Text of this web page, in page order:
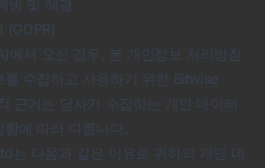
방 및 해결
(GDPR)
에서 오신 경우, 본 개인정보 처리방침
수집하고 사용하기 위한 Bitwise
근거는 당사가 수집하는 개인 데이터
에 따라 다릅니다.
는 다음과 같은 이유로 귀하의 개인 데